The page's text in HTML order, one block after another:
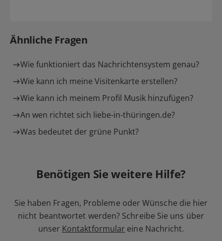
Ähnliche Fragen
Wie funktioniert das Nachrichtensystem genau?
Wie kann ich meine Visitenkarte erstellen?
Wie kann ich meinem Profil Musik hinzufügen?
An wen richtet sich liebe-in-thüringen.de?
Was bedeutet der grüne Punkt?
Benötigen Sie weitere Hilfe?
Sie haben Fragen, Probleme oder Wünsche die hier
nicht beantwortet werden? Schreibe Sie uns über
unser Kontaktformular eine Nachricht.